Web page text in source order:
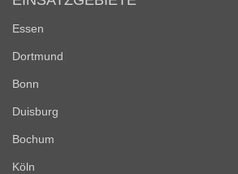
Essen
Dortmund
Bonn
Duisburg
Bochum
Köln